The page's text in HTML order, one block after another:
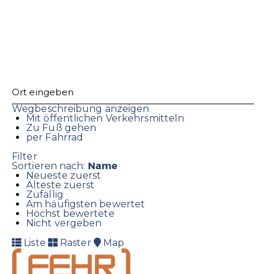
Wegbeschreibung anzeigen
Mit öffentlichen Verkehrsmitteln
Zu Fuß gehen
per Fahrrad
Filter
Sortieren nach: Name
Neueste zuerst
Älteste zuerst
Zufällig
Am häufigsten bewertet
Höchst bewertete
Nicht vergeben
Liste
Raster Map